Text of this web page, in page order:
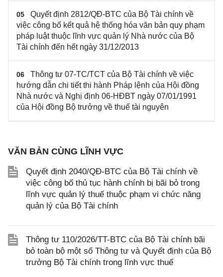
05
Quyết định 2812/QĐ-BTC của Bộ Tài chính về
việc công bố kết quả hệ thống hóa văn bản quy phạm
pháp luật thuộc lĩnh vực quản lý Nhà nước của Bộ
Tài chính đến hết ngày 31/12/2013
06
Thông tư 07-TC/TCT của Bộ Tài chính về việc
hướng dẫn chi tiết thi hành Pháp lệnh của Hội đồng
Nhà nước và Nghị định 06-HĐBT ngày 07/01/1991
của Hội đồng Bộ trưởng về thuế tài nguyên
VĂN BẢN CÙNG LĨNH VỰC
Quyết định 2040/QĐ-BTC của Bộ Tài chính về
việc công bố thủ tục hành chính bị bãi bỏ trong
lĩnh vực quản lý thuế thuộc phạm vi chức năng
quản lý của Bộ Tài chính
Thông tư 110/2026/TT-BTC của Bộ Tài chính bãi
bỏ toàn bộ một số Thông tư và Quyết định của Bộ
trưởng Bộ Tài chính trong lĩnh vực thuế